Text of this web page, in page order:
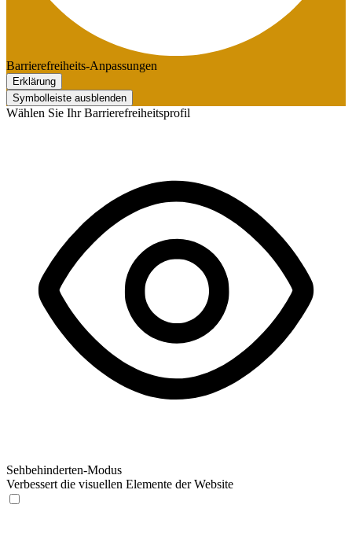
Barrierefreiheits-Anpassungen
Erklärung
Symbolleiste ausblenden
Wählen Sie Ihr Barrierefreiheitsprofil
Sehbehinderten-Modus
Verbessert die visuellen Elemente der Website